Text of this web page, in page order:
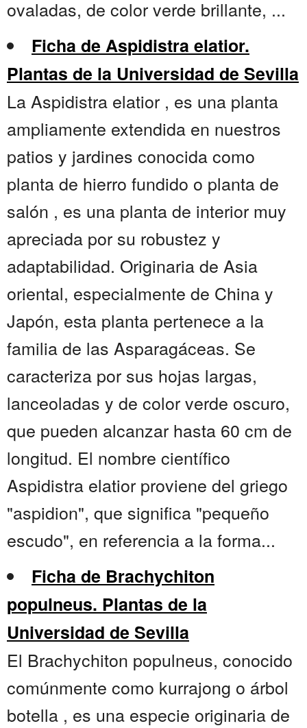
ovaladas, de color verde brillante, ...
Ficha de Aspidistra elatior.
Plantas de la Universidad de Sevilla
La Aspidistra elatior , es una planta
ampliamente extendida en nuestros
patios y jardines conocida como
planta de hierro fundido o planta de
salón , es una planta de interior muy
apreciada por su robustez y
adaptabilidad. Originaria de Asia
oriental, especialmente de China y
Japón, esta planta pertenece a la
familia de las Asparagáceas. Se
caracteriza por sus hojas largas,
lanceoladas y de color verde oscuro,
que pueden alcanzar hasta 60 cm de
longitud. El nombre científico
Aspidistra elatior proviene del griego
"aspidion", que significa "pequeño
escudo", en referencia a la forma...
Ficha de Brachychiton
populneus. Plantas de la
Universidad de Sevilla
El Brachychiton populneus, conocido
comúnmente como kurrajong o árbol
botella , es una especie originaria de